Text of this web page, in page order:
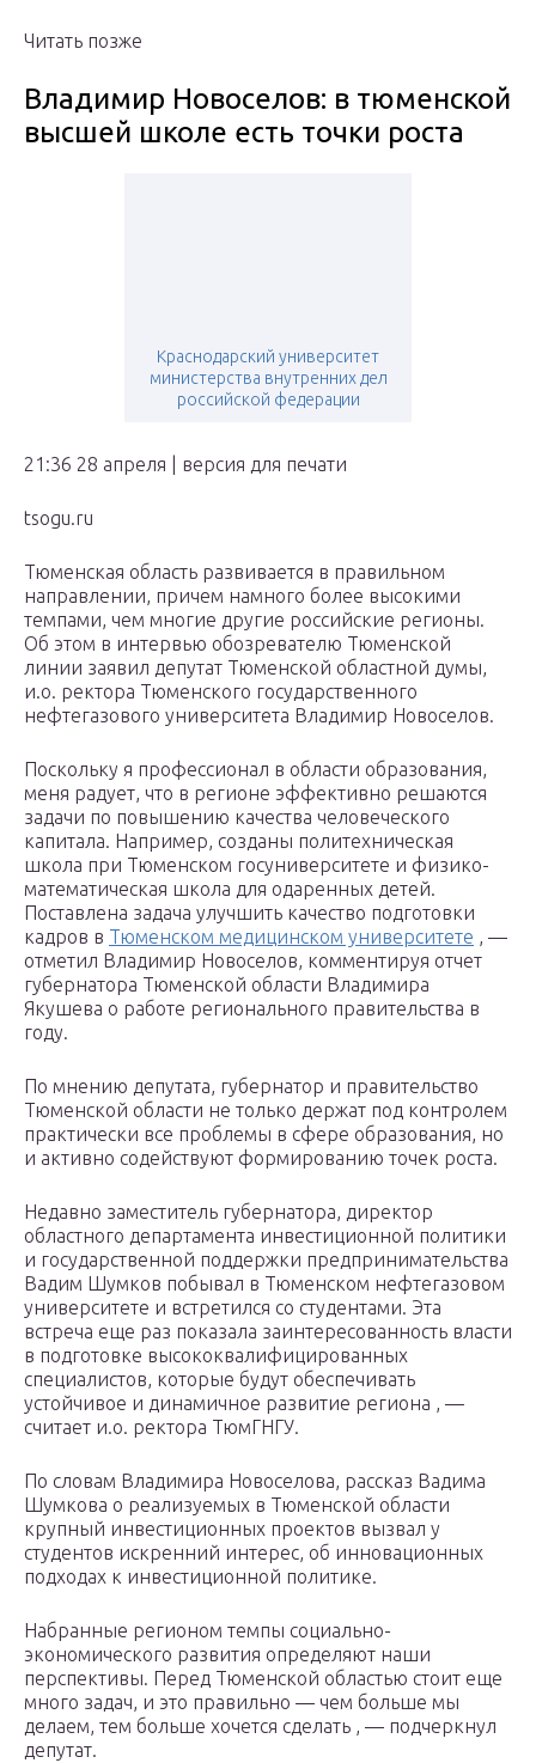
Читать позже
Владимир Новоселов: в тюменской
высшей школе есть точки роста
Краснодарский университет
министерства внутренних дел
российской федерации
21:36 28 апреля | версия для печати
tsogu.ru
Тюменская область развивается в правильном
направлении, причем намного более высокими
темпами, чем многие другие российские регионы.
Об этом в интервью обозревателю Тюменской
линии заявил депутат Тюменской областной думы,
и.о. ректора Тюменского государственного
нефтегазового университета Владимир Новоселов.
Поскольку я профессионал в области образования,
меня радует, что в регионе эффективно решаются
задачи по повышению качества человеческого
капитала. Например, созданы политехническая
школа при Тюменском госуниверситете и физико-
математическая школа для одаренных детей.
Поставлена задача улучшить качество подготовки
кадров в Тюменском медицинском университете , —
отметил Владимир Новоселов, комментируя отчет
губернатора Тюменской области Владимира
Якушева о работе регионального правительства в
году.
По мнению депутата, губернатор и правительство
Тюменской области не только держат под контролем
практически все проблемы в сфере образования, но
и активно содействуют формированию точек роста.
Недавно заместитель губернатора, директор
областного департамента инвестиционной политики
и государственной поддержки предпринимательства
Вадим Шумков побывал в Тюменском нефтегазовом
университете и встретился со студентами. Эта
встреча еще раз показала заинтересованность власти
в подготовке высококвалифицированных
специалистов, которые будут обеспечивать
устойчивое и динамичное развитие региона , —
считает и.о. ректора ТюмГНГУ.
По словам Владимира Новоселова, рассказ Вадима
Шумкова о реализуемых в Тюменской области
крупный инвестиционных проектов вызвал у
студентов искренний интерес, об инновационных
подходах к инвестиционной политике.
Набранные регионом темпы социально-
экономического развития определяют наши
перспективы. Перед Тюменской областью стоит еще
много задач, и это правильно — чем больше мы
делаем, тем больше хочется сделать , — подчеркнул
депутат.